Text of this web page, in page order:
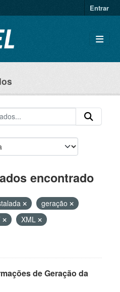
Entrar
encontrado
geração
XML
de Geração da